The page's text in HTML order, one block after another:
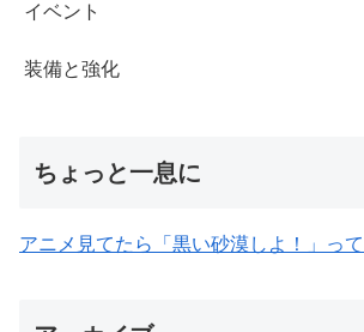
イベント
装備と強化
ちょっと一息に
アニメ見てたら「黒い砂漠しよ！」っ